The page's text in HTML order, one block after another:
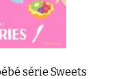
série Sweets